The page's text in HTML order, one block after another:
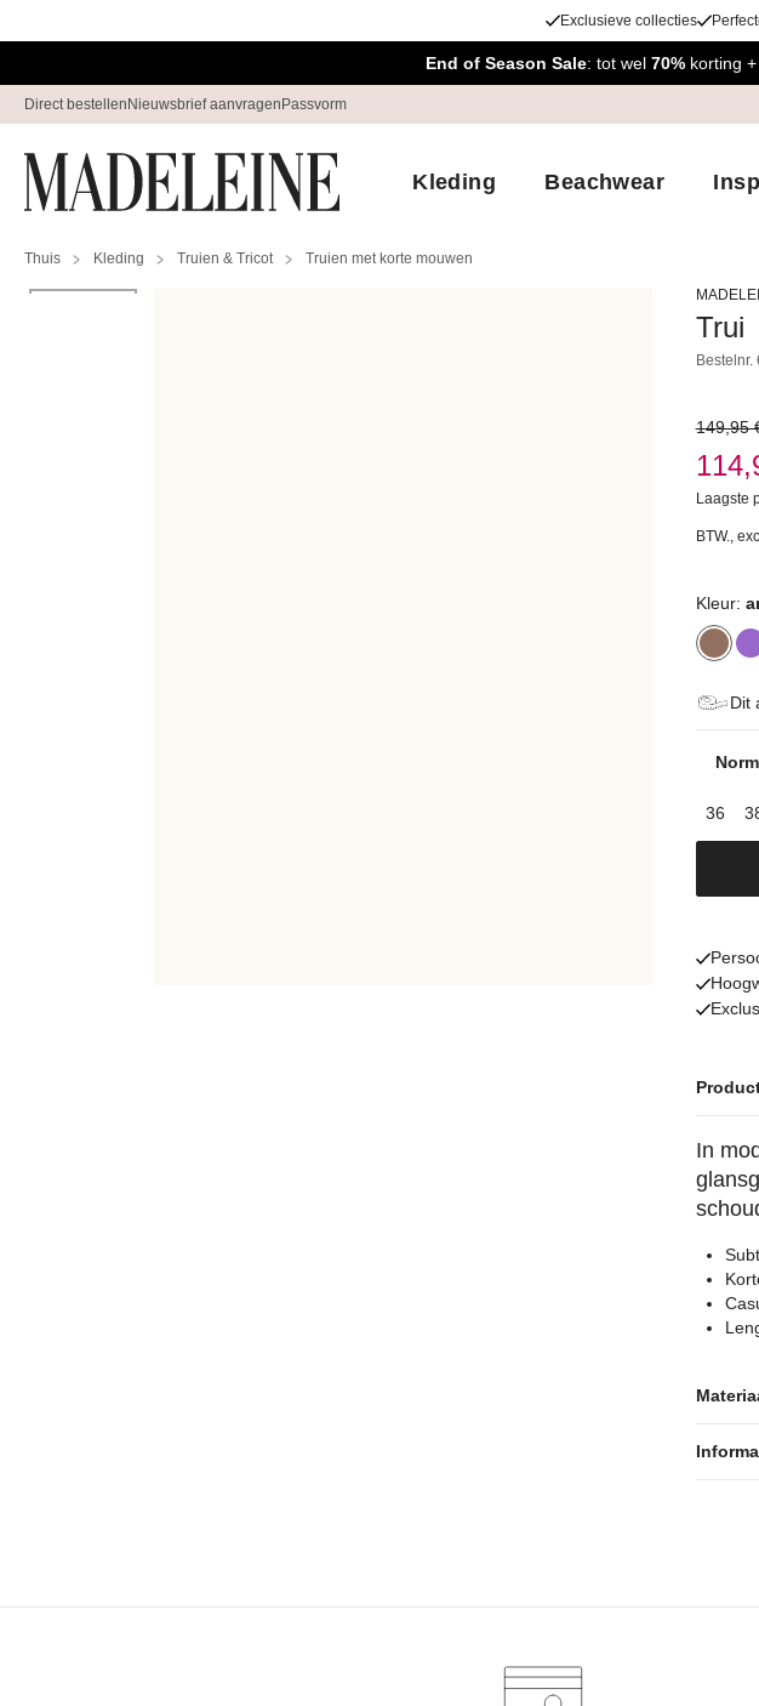
Exclusieve collecties
End of Season Sale: tot wel 70% korting +
Direct bestellen Nieuwsbrief aanvragen Passvorm
Kleding Beachwear
Thuis Kleding Truien & Tricot Truien met korte mouwen
Trui
Bestelnr.
149,95
Laagste
BTW.,
Kleur:
Dit
36
In